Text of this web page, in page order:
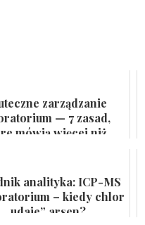
zarządzanie
— 7 zasad,
mówią więcej niż
analityka: ICP-MS
– kiedy chlor
„udaje” arsen?